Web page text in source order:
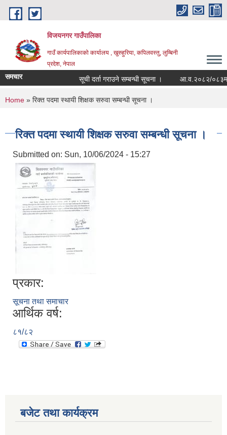
Skip to main content
विजयनगर गाउँपालिका
गाउँ कार्यपालिकाको कार्यालय , खुरुहुरिया, कपिलवस्तु, लुम्बिनी
प्रदेश, नेपाल
समचार सूची दर्ता गराउने सम्बन्धी सूचना । आ.व.२०८२/०८३मा
You are here
Home » रिक्त पदमा स्थायी शिक्षक सरुवा सम्बन्धी सूचना ।
रिक्त पदमा स्थायी शिक्षक सरुवा सम्बन्धी सूचना ।
Submitted on: Sun, 10/06/2024 - 15:27
प्रकार:
सूचना तथा समाचार
आर्थिक वर्ष:
८१/८२
बजेट तथा कार्यक्रम